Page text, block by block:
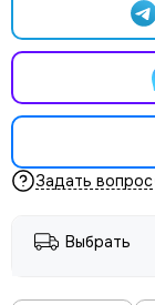
Задать вопрос
Выбрать